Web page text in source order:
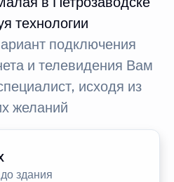
технологии
подключения
и телевидения Вам
исходя из
желаний
здания